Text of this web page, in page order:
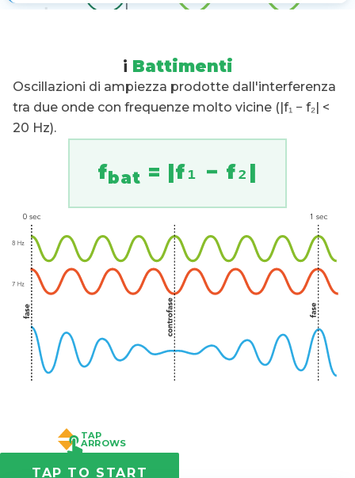
i Battimenti
Oscillazioni di ampiezza prodotte dall'interferenza
tra due onde con frequenze molto vicine (|f₁ − f₂| <
20 Hz).
fbat = |f₁ − f₂|